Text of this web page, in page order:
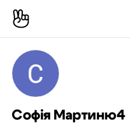
Софія Мартиню4